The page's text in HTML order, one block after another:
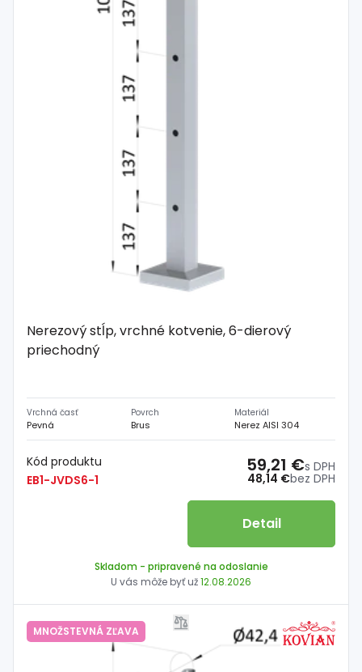
Nerezový stĺp, vrchné kotvenie, 6-dierový
priechodný
Vrchná časť
Pevná
Povrch
Brus
Materiál
Nerez AISI 304
Kód produktu
EB1-JVDS6-1
48,14 €bez DPH
59,21 €s DPH
Detail
Skladom - pripravené na odoslanie
U vás môže byť už12.08.2026
MNOŽSTEVNÁ ZĽAVA